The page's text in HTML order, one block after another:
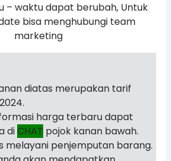
– waktu dapat berubah, Untuk
bisa menghubungi team
marketing
diatas merupakan tarif
harga terbaru dapat
diCHAT pojok kanan bawah.
melayani penjemputan barang.